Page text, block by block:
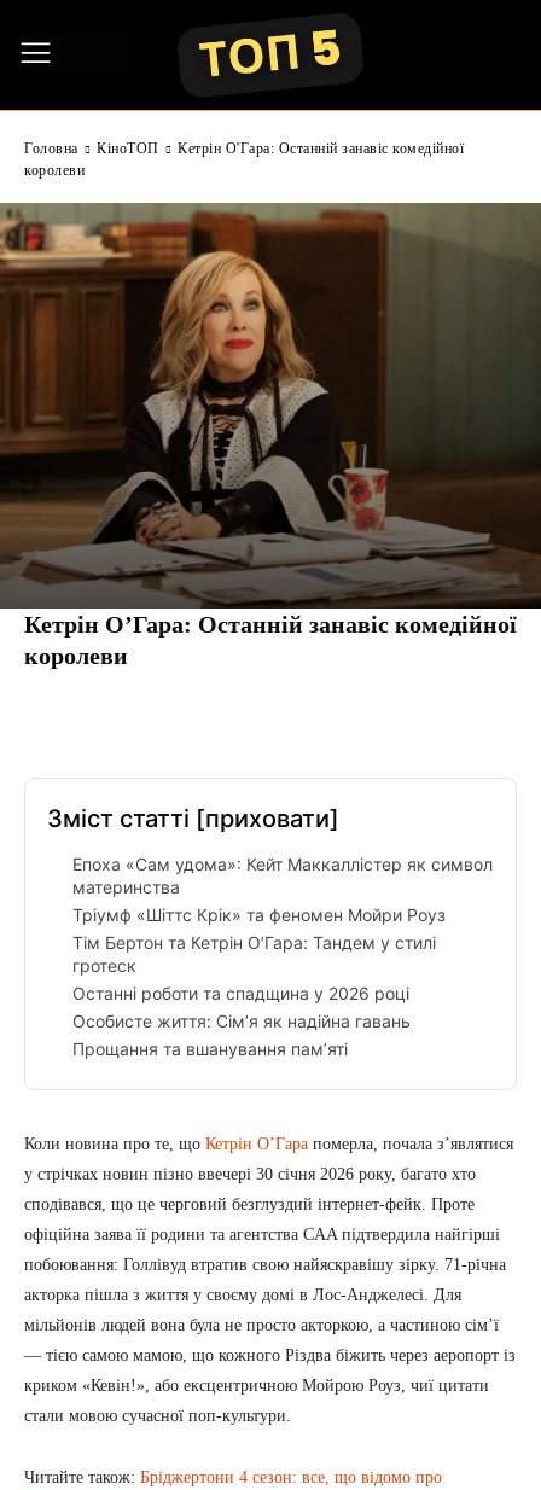
Головна КіноТОП
Кетрін О'Гара: Останній занавіс комедійної
королеви
Кетрін О’Гара: Останній занавіс комедійної
королеви
Зміст статті [приховати]
Епоха «Сам удома»: Кейт Маккаллістер як символ
материнства
Тріумф «Шіттс Крік» та феномен Мойри Роуз
Тім Бертон та Кетрін О’Гара: Тандем у стилі
гротеск
Останні роботи та спадщина у 2026 році
Особисте життя: Сім’я як надійна гавань
Прощання та вшанування пам’яті
Коли новина про те, що Кетрін О’Гара померла, почала з’являтися
у стрічках новин пізно ввечері 30 січня 2026 року, багато хто
сподівався, що це черговий безглуздий інтернет-фейк. Проте
офіційна заява її родини та агентства CAA підтвердила найгірші
побоювання: Голлівуд втратив свою найяскравішу зірку. 71-річна
акторка пішла з життя у своєму домі в Лос-Анджелесі. Для
мільйонів людей вона була не просто акторкою, а частиною сім’ї
— тією самою мамою, що кожного Різдва біжить через аеропорт із
криком «Кевін!», або ексцентричною Мойрою Роуз, чиї цитати
стали мовою сучасної поп-культури.
Читайте також: Бріджертони 4 сезон: все, що відомо про